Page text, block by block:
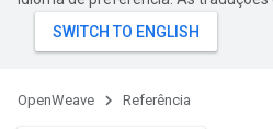
OpenWeave Referência